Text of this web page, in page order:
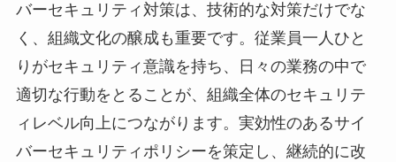
バーセキュリティ対策は、技術的な対策だけでな
く、組織文化の醸成も重要です。従業員一人ひと
りがセキュリティ意識を持ち、日々の業務の中で
適切な行動をとることが、組織全体のセキュリテ
ィレベル向上につながります。実効性のあるサイ
バーセキュリティポリシーを策定し、継続的に改